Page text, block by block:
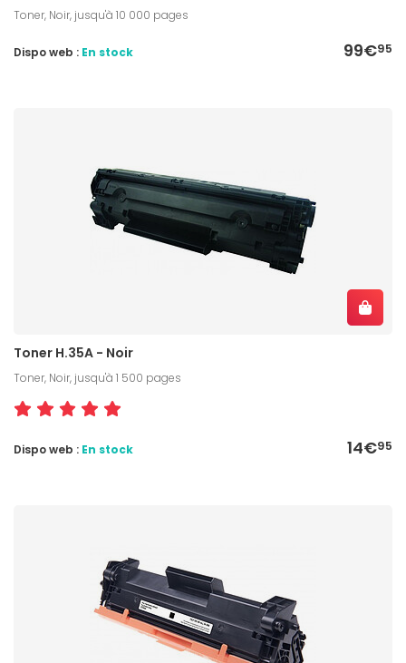
Toner, Noir, jusqu'à 10 000 pages
99€95
Dispo web : En stock
Toner H.35A - Noir
Toner, Noir, jusqu'à 1 500 pages
14€95
Dispo web : En stock